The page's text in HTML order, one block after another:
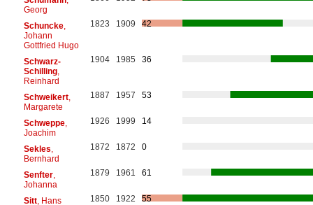
Georg
Schuncke,
Johann
Gottfried Hugo
1823 1909 42
Schwarz-
Schilling,
Reinhard
1904 1985 36
Schweikert,
Margarete
1887 1957 53
Schweppe,
Joachim
1926 1999 14
Sekles,
Bernhard
1872 1872 0
Senfter,
Johanna
1879 1961 61
Sitt, Hans 1850 1922
55